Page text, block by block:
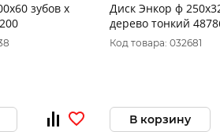
зубов х
Диск Энкор ф
дерево тонкий
Код товара: 032681
В корзину